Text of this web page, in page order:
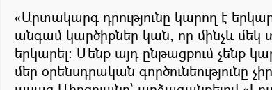
«Արտակարգ դրությունը կարող է
անգամ կարծիքներ կան, որ մինչև մեկ
երկարել։ Մենք այդ ընթացքում չենք
մեր օրենսդրական գործունեությունը